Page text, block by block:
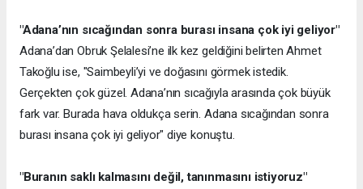
"Adana’nın sıcağından sonra burası insana çok iyi geliyor"
Adana’dan Obruk Şelalesi’ne ilk kez geldiğini belirten Ahmet
Takoğlu ise, "Saimbeyli’yi ve doğasını görmek istedik.
Gerçekten çok güzel. Adana’nın sıcağıyla arasında çok büyük
fark var. Burada hava oldukça serin. Adana sıcağından sonra
burası insana çok iyi geliyor" diye konuştu.
"Buranın saklı kalmasını değil, tanınmasını istiyoruz"